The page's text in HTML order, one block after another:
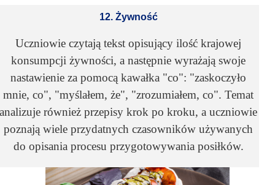
12. Żywność
Uczniowie czytają tekst opisujący ilość krajowej
konsumpcji żywności, a następnie wyrażają swoje
nastawienie za pomocą kawałka "co": "zaskoczyło
mnie, co", "myślałem, że", "zrozumiałem, co". Temat
analizuje również przepisy krok po kroku, a uczniowie
poznają wiele przydatnych czasowników używanych
do opisania procesu przygotowywania posiłków.